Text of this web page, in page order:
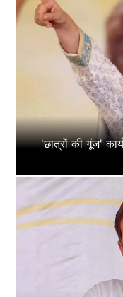
'छात्रों की गूंज'